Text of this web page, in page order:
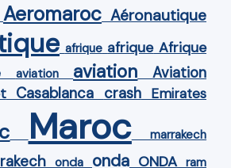
Aeromaroc Aéronautique
afrique afrique Afrique
aviation aviation Aviation
Casablanca crash Emirates
Maroc marrakech
onda onda ONDA ram